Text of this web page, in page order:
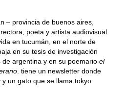
– provincia de buenos aires,
poeta y artista audiovisual.
en tucumán, en el norte de
en su tesis de investigación
argentina y en su poemario el
. tiene un newsletter donde
y un gato que se llama tokyo.